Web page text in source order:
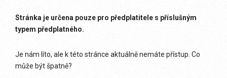
Stránka je určena pouze pro předplatitele s příslušným
typem předplatného.
Je nám líto, ale k této stránce aktuálně nemáte přístup. Co
může být špatně?